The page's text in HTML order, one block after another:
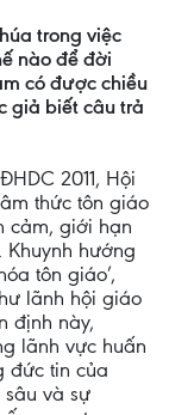
trong việc
nào để đời
có được chiều
giả biết câu trả
2011, Hội
thức tôn giáo
cảm, giới hạn
Khuynh hướng
tôn giáo’,
lãnh hội giáo
định này,
lãnh vực huấn
đức tin của
và sự